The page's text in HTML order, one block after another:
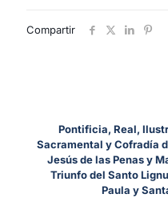
Compartir
Pontificia, Real,
Sacramental y Cofradía
Jesús de las Penas y
Triunfo del Santo
Paula y